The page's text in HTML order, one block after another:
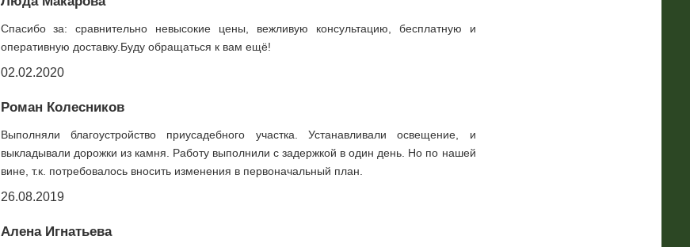
Спасибо за: сравнительно невысокие цены, вежливую консультацию, бесплатную и
оперативную доставку.Буду обращаться к вам ещё!
02.02.2020
Роман Колесников
Выполняли благоустройство приусадебного участка. Устанавливали освещение, и
выкладывали дорожки из камня. Работу выполнили с задержкой в один день. Но по нашей
вине, т.к. потребовалось вносить изменения в первоначальный план.
26.08.2019
Алена Игнатьева